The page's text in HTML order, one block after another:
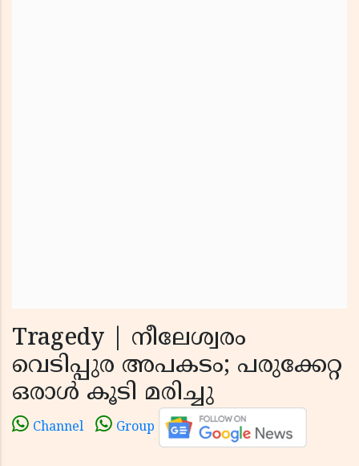
Tragedy | നീലേശ്വരം
വെടിപ്പുര അപകടം; പരുക്കേറ്റ
ഒരാള്‍ കൂടി മരിച്ചു
Channel Group